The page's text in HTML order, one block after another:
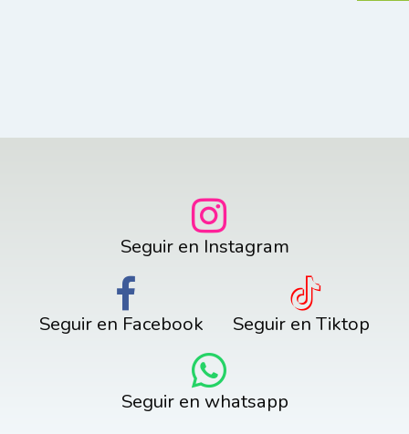
Seguir en Instagram
Seguir en Facebook Seguir en Tiktop
Seguir en whatsapp